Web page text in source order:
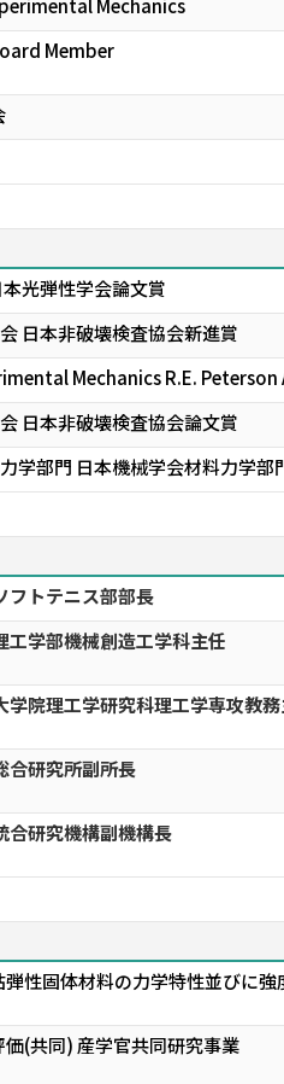
Mechanics
Member
光弾性学会論文賞
日本非破壊検査協会新進賞
Mechanics R.E. Peterson
日本非破壊検査協会論文賞
学部門 日本機械学会材料力学部
フトテニス部部長
工学部機械創造工学科主任
学院理工学研究科理工学専攻教務
合研究所副所長
合研究機構副機構長
性固体材料の力学特性並びに
価(共同) 産学官共同研究事業